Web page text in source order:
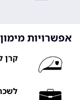
close
אפשרויות מימון
קרן